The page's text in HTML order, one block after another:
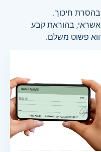
חיכוך.
אשראי, בהוראת קבע
פשוט משלם.